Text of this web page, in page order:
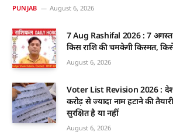
PUNJAB August 6, 2026
7 Aug Rashifal 2026 : 7
किस राशि की चमकेगी किस्मत, किसे
August 6, 2026
Voter List Revision 2026 :
करोड़ से ज्यादा नाम हटाने की
सुरक्षित है या नहीं
August 6, 2026